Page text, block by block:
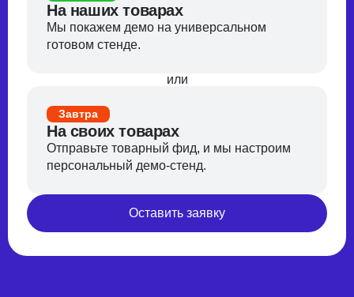
На наших товарах
Мы покажем демо на универсальном
готовом стенде.
или
На своих товарах
Завтра
Отправьте товарный фид, и мы настроим
персональный демо-стенд.
Оставить заявку